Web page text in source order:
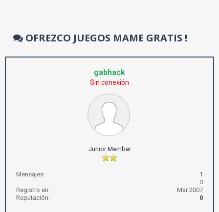
OFREZCO JUEGOS MAME GRATIS !
gabhack
Sin conexión
Junior Member
Mensajes:
1
0
Registro en:
Mar 2007
Reputación:
0